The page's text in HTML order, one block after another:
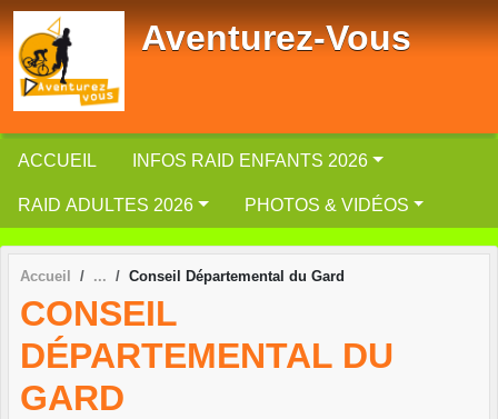
Aventurez-Vous
ACCUEIL INFOS RAID ENFANTS 2026
RAID ADULTES 2026 PHOTOS & VIDÉOS
Accueil Conseil Départemental du Gard
CONSEIL
DÉPARTEMENTAL DU
GARD
Panneau de gestion des cookies